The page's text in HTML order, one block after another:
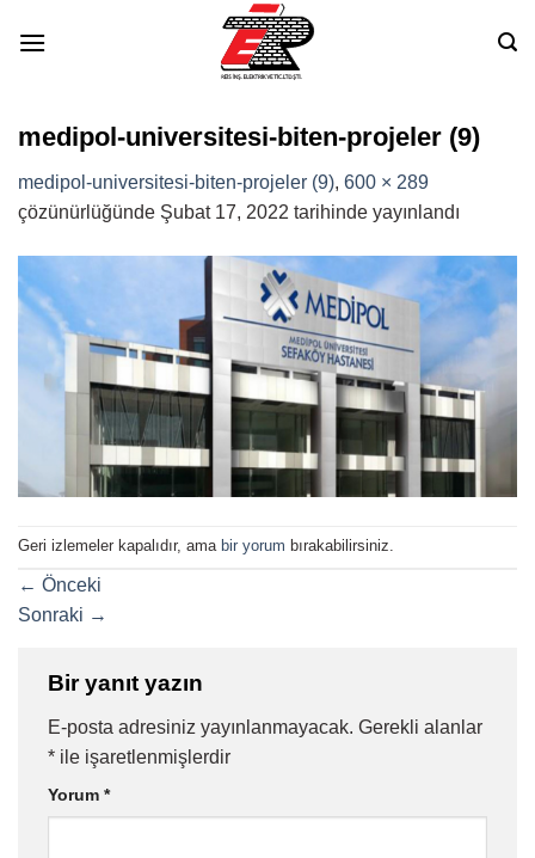
medipol-universitesi-biten-projeler (9)
medipol-universitesi-biten-projeler (9), 600 × 289
çözünürlüğünde Şubat 17, 2022 tarihinde yayınlandı
Geri izlemeler kapalıdır, ama bir yorum bırakabilirsiniz.
← Önceki
Sonraki →
Bir yanıt yazın
E-posta adresiniz yayınlanmayacak. Gerekli alanlar
* ile işaretlenmişlerdir
Yorum *